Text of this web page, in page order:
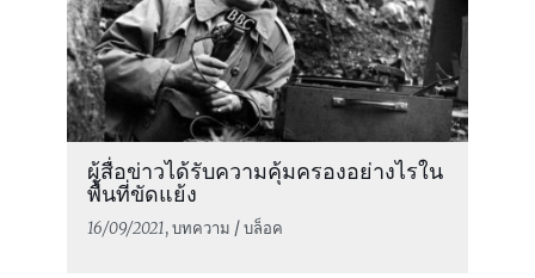
ผู้สื่อข่าวได้รับความคุ้มครองอย่างไรใน
พื้นที่ขัดแย้ง
16/09/2021, บทความ / บล็อค